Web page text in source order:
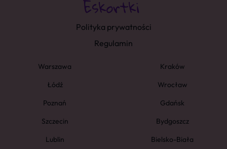
Polityka prywatności
Regulamin
Warszawa
Kraków
Łódź
Wrocław
Poznań
Gdańsk
Szczecin
Bydgoszcz
Lublin
Bielsko-Biała